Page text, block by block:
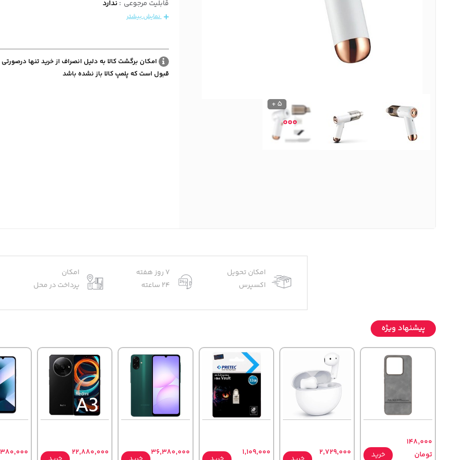
5 +
قابلیت مرجوعی : ندارد
نمایش بیشتر
امکان برگشت کالا به دلیل انصراف از خرید تنها
قبول است که پلمپ کالا باز نشده باشد
امکان تحویل
اکسپرس
7 روز هفته
24 ساعته
امکان
پرداخت در محل
پیشنهاد ویژه
148,000
تومان
خرید
2,729,000
1,109,000
36,380,000
22,880,000